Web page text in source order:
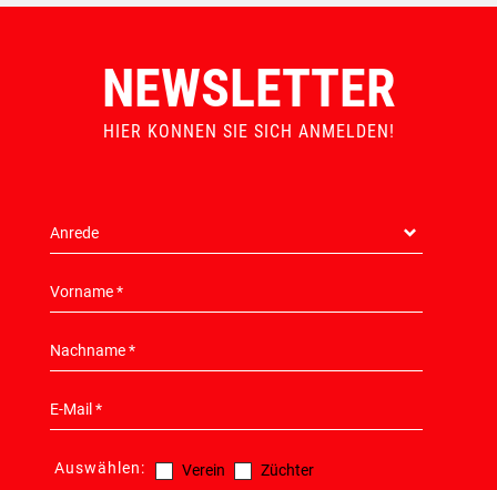
NEWSLETTER
HIER KONNEN SIE SICH ANMELDEN!
Auswählen: Verein Züchter